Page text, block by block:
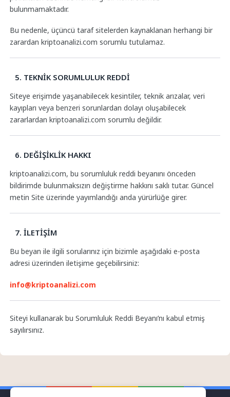
bulunmamaktadır.
Bu nedenle, üçüncü taraf sitelerden kaynaklanan herhangi bir
zarardan kriptoanalizi.com sorumlu tutulamaz.
5. TEKNİK SORUMLULUK REDDİ
Siteye erişimde yaşanabilecek kesintiler, teknik arızalar, veri
kayıpları veya benzeri sorunlardan dolayı oluşabilecek
zararlardan kriptoanalizi.com sorumlu değildir.
6. DEĞİŞİKLİK HAKKI
kriptoanalizi.com, bu sorumluluk reddi beyanını önceden
bildirimde bulunmaksızın değiştirme hakkını saklı tutar. Güncel
metin Site üzerinde yayımlandığı anda yürürlüğe girer.
7. İLETİŞİM
Bu beyan ile ilgili sorularınız için bizimle aşağıdaki e-posta
adresi üzerinden iletişime geçebilirsiniz:
info@kriptoanalizi.com
Siteyi kullanarak bu Sorumluluk Reddi Beyanı’nı kabul etmiş
sayılırsınız.